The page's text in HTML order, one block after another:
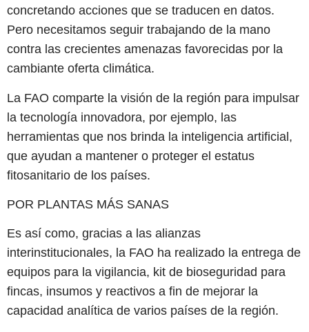
concretando acciones que se traducen en datos.
Pero necesitamos seguir trabajando de la mano
contra las crecientes amenazas favorecidas por la
cambiante oferta climática.
La FAO comparte la visión de la región para impulsar
la tecnología innovadora, por ejemplo, las
herramientas que nos brinda la inteligencia artificial,
que ayudan a mantener o proteger el estatus
fitosanitario de los países.
POR PLANTAS MÁS SANAS
Es así como, gracias a las alianzas
interinstitucionales, la FAO ha realizado la entrega de
equipos para la vigilancia, kit de bioseguridad para
fincas, insumos y reactivos a fin de mejorar la
capacidad analítica de varios países de la región.